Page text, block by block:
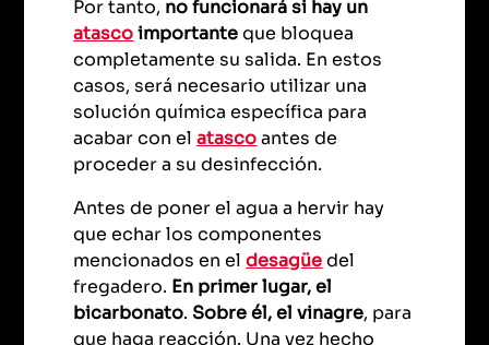
Por tanto, no funcionará si hay un
atascoimportanteque bloquea
completamente su salida. En estos
casos, será necesario utilizar una
solución química específica para
acabar con elatascoantes de
proceder a su desinfección.
Antes de poner el agua a hervir hay
que echar los componentes
mencionados en eldesagüedel
fregadero. En primer lugar, el
bicarbonato. Sobre él, el vinagre, para
que haga reacción. Una vez hecho